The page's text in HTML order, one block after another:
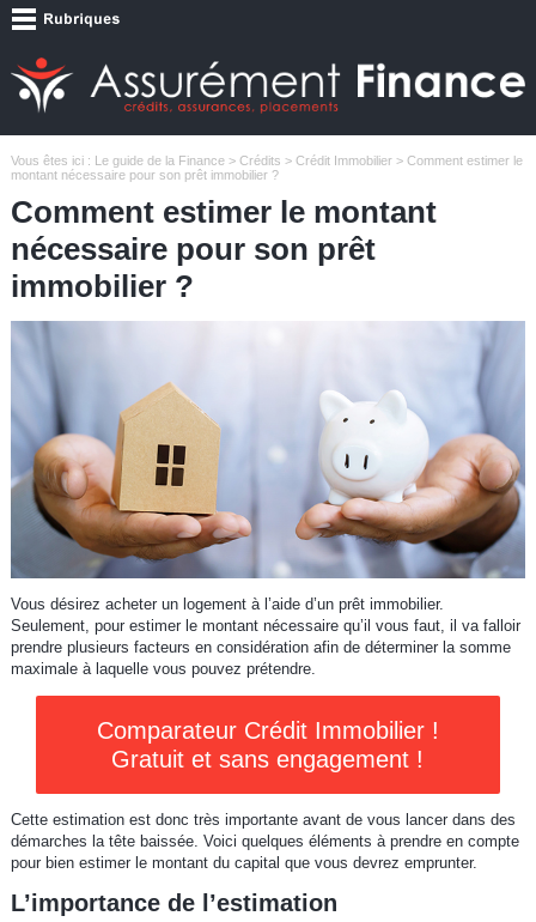
Vous êtes ici : Le guide de la Finance> Crédits > Crédit Immobilier> Comment estimer le
montant nécessaire pour son prêt immobilier ?
Comment estimer le montant
nécessaire pour son prêt
immobilier ?
Vous désirez acheter un logement à l’aide d’un prêt immobilier.
Seulement, pour estimer le montant nécessaire qu’il vous faut, il va falloir
prendre plusieurs facteurs en considération afin de déterminer la somme
maximale à laquelle vous pouvez prétendre.
Comparateur Crédit Immobilier !
Gratuit et sans engagement !
Cette estimation est donc très importante avant de vous lancer dans des
démarches la tête baissée. Voici quelques éléments à prendre en compte
pour bien estimer le montant du capital que vous devrez emprunter.
L’importance de l’estimation